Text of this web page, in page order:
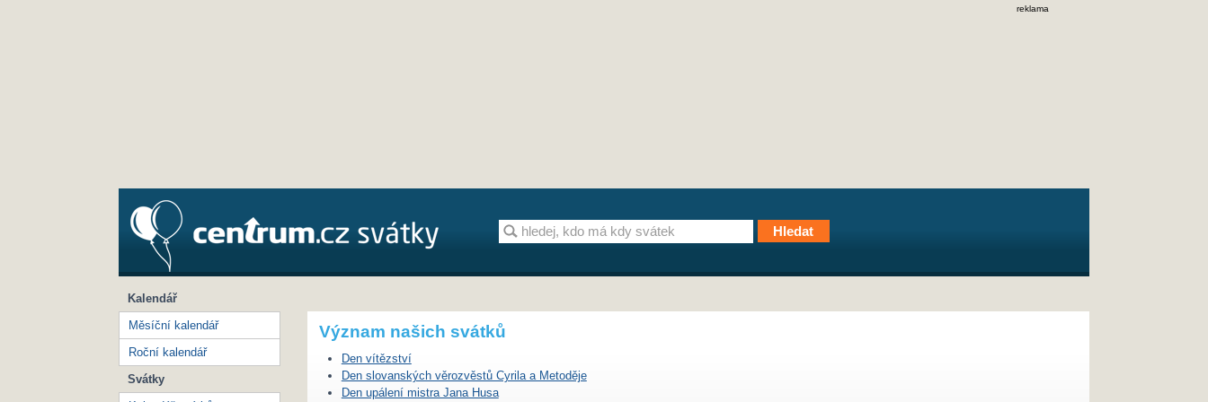
reklama
Význam našich svátků
Den vítězství
Den slovanských věrozvěstů Cyrila a Metoděje
Den upálení mistra Jana Husa
Kalendář
Měsíční kalendář
Roční kalendář
Svátky